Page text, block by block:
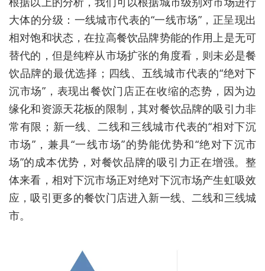
大体的分级：一线城市代表的“一线市场”，正呈现出
相对饱和状态，在拉高餐饮品牌势能的作用上是无可
替代的，但是纯粹从市场扩张的角度看，则未必是餐
饮品牌的最优选择；四线、五线城市代表的“绝对下
沉市场”，表现出餐饮门店正在收缩的态势，因为边
缘化和资源天花板的限制，其对餐饮品牌的吸引力非
常有限；新一线、二线和三线城市代表的“相对下沉
市场”，兼具“一线市场”的势能优势和“绝对下沉市
场”的成本优势，对餐饮品牌的吸引力正在增强。整
体来看，相对下沉市场正对绝对下沉市场产生虹吸效
应，吸引更多的餐饮门店进入新一线、二线和三线城
市。